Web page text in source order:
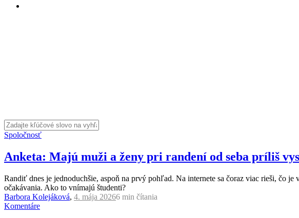
Spoločnosť
Anketa: Majú muži a ženy pri randení od seba príliš
Randiť dnes je jednoduchšie, aspoň na prvý pohľad. Na internete sa čoraz viac rieši, čo
očakávania. Ako to vnímajú študenti?
Barbora Kolejáková, 4. mája 20266 min čítania
Komentáre